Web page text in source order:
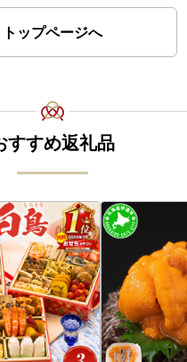
トップページへ
すすめ返礼品